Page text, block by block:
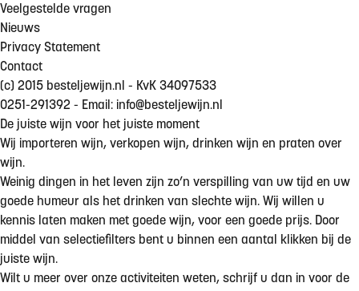
Veelgestelde vragen
Nieuws
Privacy Statement
Contact
(c) 2015 besteljewijn.nl - KvK 34097533
0251-291392 - Email: info@besteljewijn.nl
De juiste wijn voor het juiste moment
Wij importeren wijn, verkopen wijn, drinken wijn en praten over
wijn.
Weinig dingen in het leven zijn zo’n verspilling van uw tijd en uw
goede humeur als het drinken van slechte wijn. Wij willen u
kennis laten maken met goede wijn, voor een goede prijs. Door
middel van selectiefilters bent u binnen een aantal klikken bij de
juiste wijn.
Wilt u meer over onze activiteiten weten, schrijf u dan in voor de